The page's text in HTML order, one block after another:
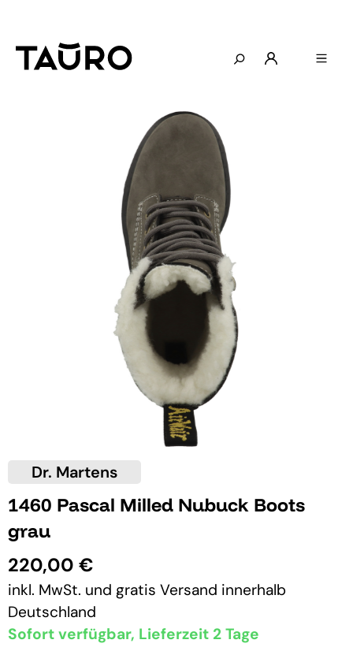
Dr. Martens
1460 Pascal Milled Nubuck Boots
grau
220,00 €
inkl. MwSt. und gratis Versand innerhalb
Deutschland
Sofort verfügbar, Lieferzeit 2 Tage